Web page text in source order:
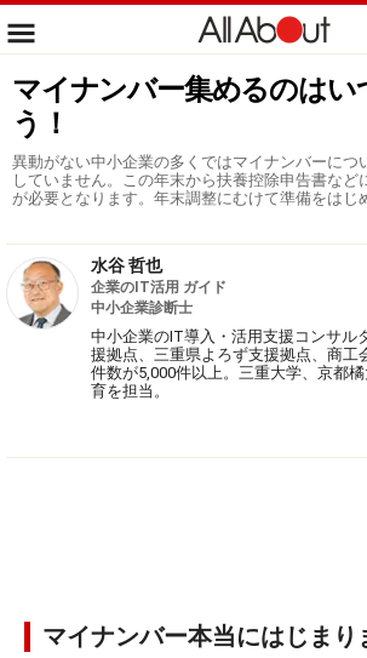
マイナンバー集めるのはい
う！
異動がない中小企業の多くではマイナンバーにつ
していません。この年末から扶養控除申告書など
が必要となります。年末調整にむけて準備をはじ
水谷 哲也
企業のIT活用 ガイド
中小企業診断士
中小企業のIT導入・活用支援コンサル
援拠点、三重県よろず支援拠点、商工
件数が5,000件以上。三重大学、京都
育を担当。
マイナンバー本当にはじまり